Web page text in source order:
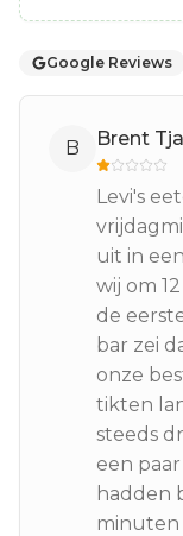
Google Reviews
B Brent
Levi's
uit in
wij om
de
bar zei
onze
tikten
steeds
een
hadden
minuten